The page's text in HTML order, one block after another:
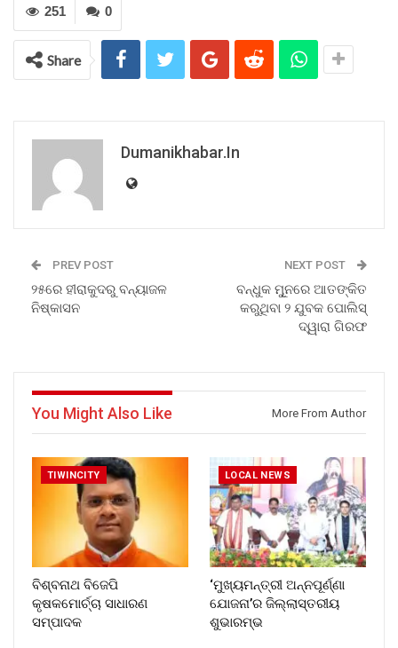
0
251
Share
Dumanikhabar.in
PREV POST
୨୫ରେ ହୀରାକୁଦରୁ ବନ୍ୟାଜଳ
ନିଷ୍କାସନ
NEXT POST
ବନ୍ଧୁକ ମୁୂନରେ ଆତଙ୍କିତ
କରୁଥିବା ୨ ଯୁବକ ପୋଲିସ୍
ଦ୍ୱାରା ଗିରଫ
You Might Also Like More From Author
TIWINCITY
ବିଶ୍ବନାଥ ବିଜେପି
କୃଷକମୋର୍ଚ୍ଚା ସାଧାରଣ
ସମ୍ପାଦକ
LOCAL NEWS
‘ମୁଖ୍ୟମନ୍ତ୍ରୀ ଅନ୍ନପୂର୍ଣ୍ଣା
ଯୋଜନା’ର ଜିଲ୍ଲାସ୍ତରୀୟ
ଶୁଭାରମ୍ଭ